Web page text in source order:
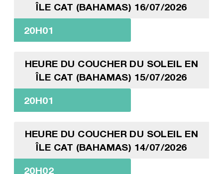
ÎLE CAT (BAHAMAS) 16/07/2026
20H01
HEURE DU COUCHER DU SOLEIL EN
ÎLE CAT (BAHAMAS) 15/07/2026
20H01
HEURE DU COUCHER DU SOLEIL EN
ÎLE CAT (BAHAMAS) 14/07/2026
20H02